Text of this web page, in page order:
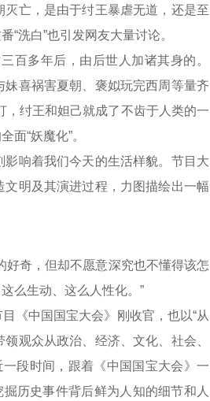
亡，是由于纣王暴虐无道，还是至
洗白”也引发网友大量讨论。
多年后，由后世人加诸其身的。
妹喜祸害夏朝、褒姒玩完西周等量齐
，纣王和妲己就成了不齿于人类的一
“妖魔化”。
响着我们今天的生活样貌。节目大
明及其演进过程，力图描绘出一幅
奇，但却不愿意深究也不懂得该怎
么生动、这么人性化。”
中国国宝大会》刚收官，也以“从
观众从政治、经济、文化、社会、
段时间，跟着《中国国宝大会》一
历史事件背后鲜为人知的细节和人